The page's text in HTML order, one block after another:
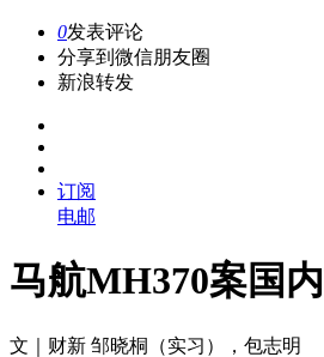
0发表评论
分享到微信朋友圈
新浪转发
订阅
电邮
马航MH370案国
文｜财新 邹晓桐（实习），包志明